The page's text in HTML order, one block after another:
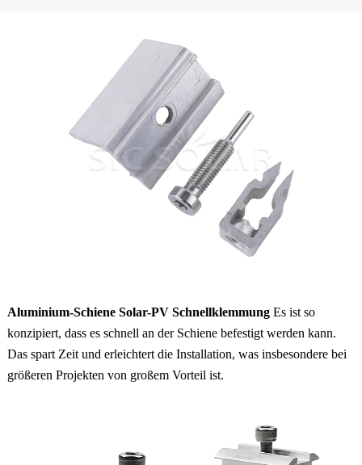
Aluminium-Schiene Solar-PV Schnellklemmung Es ist so
konzipiert, dass es schnell an der Schiene befestigt werden kann.
Das spart Zeit und erleichtert die Installation, was insbesondere bei
größeren Projekten von großem Vorteil ist.